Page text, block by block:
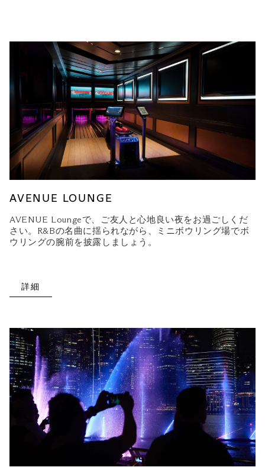
AVENUE LOUNGE
AVENUE Loungeで、ご友人と心地良い夜をお過ごしくだ
さい。R&Bの名曲に揺られながら、ミニボウリング場でボ
ウリングの腕前を披露しましょう。
詳細